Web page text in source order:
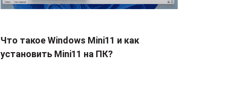
Что такое Windows Mini11 и как
установить Mini11 на ПК?